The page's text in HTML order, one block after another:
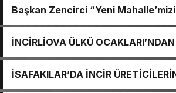
Başkan Zencirci “Yeni
Buluşturuyoruz”
İNCİRLİOVA ÜLKÜ
ANLAMLI ZİYARET
İSAFAKILAR’DA İNCİR
ÜRETİM İÇİN ÖNEMLİ UYARILAR